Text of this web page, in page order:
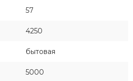
57
4250
бытовая
5000